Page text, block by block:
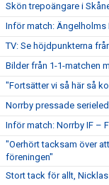
Skön trepoängare i
Inför match: Ängelholms
TV: Se höjdpunkterna
Bilder från 1-1-matchen
"Fortsätter vi så här så
Norrby pressade
Inför match: Norrby IF –
"Oerhört tacksam över
föreningen"
Stort tack för allt,